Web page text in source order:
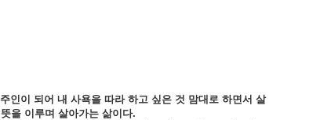
주인이 되어 내 사욕을 따라 하고 싶은 것 맘대로 하면서 살
뜻을 이루며 살아가는 삶이다.